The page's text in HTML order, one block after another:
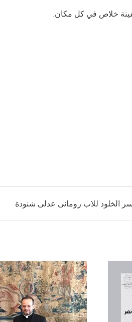
خلاص في كل مكان.
سر الخلود للاب رومانى عدلى شنودة